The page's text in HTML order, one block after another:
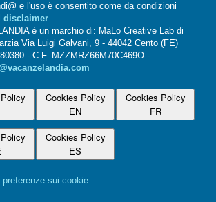
e l'uso è consentito come da condizioni
disclaimer
è un marchio di: MaLo Creative Lab di
Via Luigi Galvani, 9 - 44042 Cento (FE)
- C.F. MZZMRZ66M70C469O -
Cookies Policy
EN
Cookies Policy
FR
Cookies Policy
ES
preferenze sui cookie